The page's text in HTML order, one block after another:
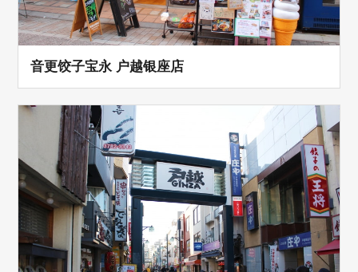
音更饺子宝永 户越银座店